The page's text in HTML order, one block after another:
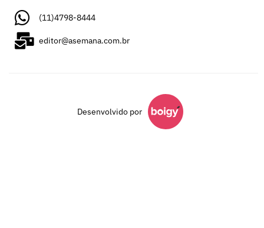
(11)4798-8444
editor@asemana.com.br
Desenvolvido por